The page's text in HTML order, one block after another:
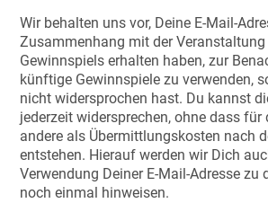
Wir behalten uns vor, Deine E-Mail-
Zusammenhang mit der Veranstaltung
Gewinnspiels erhalten haben, zur
künftige Gewinnspiele zu verwenden,
nicht widersprochen hast. Du kannst
jederzeit widersprechen, ohne dass für
andere als Übermittlungskosten nach
entstehen. Hierauf werden wir Dich
Verwendung Deiner E-Mail-Adresse zu
noch einmal hinweisen.